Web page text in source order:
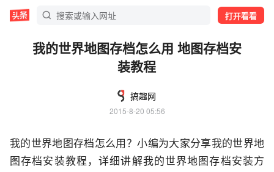
打开看看
我的世界地图存档怎么用 地图存档安
装教程
搞趣网
2015-8-20 05:56
我的世界地图存档怎么用？小编为大家分享我的世界地
图存档安装教程，详细讲解我的世界地图存档安装方